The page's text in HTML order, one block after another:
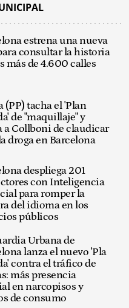
estrena una nueva
consultar la historia
más de 4.600 calles
(PP) tacha el 'Plan
de "maquillaje" y
a Collboni de claudicar
droga en Barcelona
despliega 201
con Inteligencia
para romper la
del idioma en los
públicos
Urbana de
lanza el nuevo 'Pla
contra el tráfico de
más presencia
en narcopisos y
de consumo